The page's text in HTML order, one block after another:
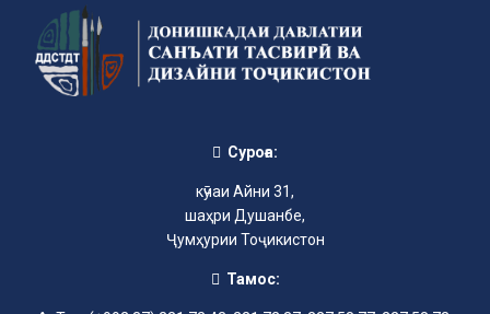
Суроға:
кӯчаи Айни 31,
шаҳри Душанбе,
Ҷумҳурии Тоҷикистон
Тамос: